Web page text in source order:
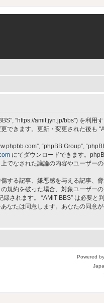
BBS”, “https://amit.jyn.jp/bbs”) を
できます。更新・変更された後も
“phpBB Group”,
にてダウンロードできます。
でなされた議論の内容やユーザー
する記事、嫌悪感を与える記事、
規約を破った場合、対象ユーザ
されます。 “AMiT BBS” は必要
なたは同意します。あなたの同意
Powered by